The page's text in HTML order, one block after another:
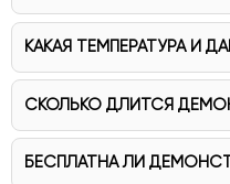
КАКАЯ ТЕМПЕРАТУРА И
СКОЛЬКО ДЛИТСЯ
БЕСПЛАТНА ЛИ